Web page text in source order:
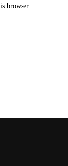
browser